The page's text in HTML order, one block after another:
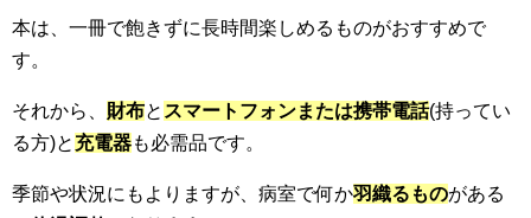
本は、一冊で飽きずに長時間楽しめるものがおすすめで
す。
それから、 財布と スマートフォンまたは携帯電話(持ってい
る方)と 充電器も必需品です。
季節や状況にもよりますが、病室で何か羽織るものがある